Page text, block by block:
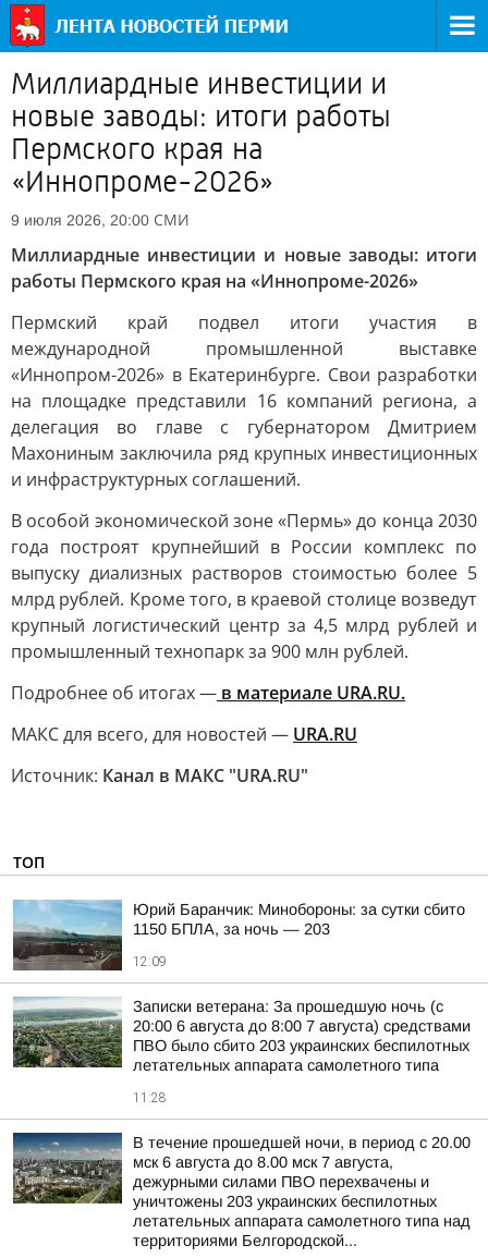
Миллиардные инвестиции и
новые заводы: итоги работы
Пермского края на
«Иннопроме-2026»
9 июля 2026, 20:00 СМИ
Миллиардные инвестиции и новые заводы: итоги
работы Пермского края на «Иннопроме-2026»
Пермский край подвел итоги участия в
международной промышленной выставке
«Иннопром-2026» в Екатеринбурге. Свои разработки
на площадке представили 16 компаний региона, а
делегация во главе с губернатором Дмитрием
Махониным заключила ряд крупных инвестиционных
и инфраструктурных соглашений.
В особой экономической зоне «Пермь» до конца 2030
года построят крупнейший в России комплекс по
выпуску диализных растворов стоимостью более 5
млрд рублей. Кроме того, в краевой столице возведут
крупный логистический центр за 4,5 млрд рублей и
промышленный технопарк за 900 млн рублей.
Подробнее об итогах — в материале URA.RU.
МАКС для всего, для новостей — URA.RU
Источник: Канал в МАКС "URA.RU"
ТОП
Юрий Баранчик: Минобороны: за сутки сбито
1150 БПЛА, за ночь — 203
12:09
Записки ветерана: За прошедшую ночь (с
20:00 6 августа до 8:00 7 августа) средствами
ПВО было сбито 203 украинских беспилотных
летательных аппарата самолетного типа
11:28
В течение прошедшей ночи, в период с 20.00
мск 6 августа до 8.00 мск 7 августа,
дежурными силами ПВО перехвачены и
уничтожены 203 украинских беспилотных
летательных аппарата самолетного типа над
территориями Белгородской...